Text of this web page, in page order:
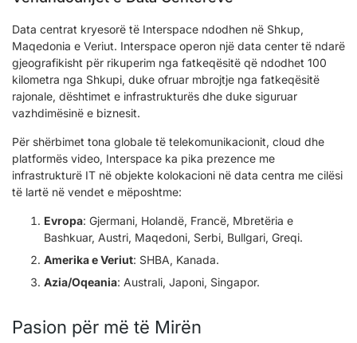
Data centrat kryesorë të Interspace ndodhen në Shkup,
Maqedonia e Veriut. Interspace operon një data center të ndarë
gjeografikisht për rikuperim nga fatkeqësitë që ndodhet 100
kilometra nga Shkupi, duke ofruar mbrojtje nga fatkeqësitë
rajonale, dështimet e infrastrukturës dhe duke siguruar
vazhdimësinë e biznesit.
Për shërbimet tona globale të telekomunikacionit, cloud dhe
platformës video, Interspace ka pika prezence me
infrastrukturë IT në objekte kolokacioni në data centra me cilësi
të lartë në vendet e mëposhtme:
Evropa: Gjermani, Holandë, Francë, Mbretëria e
Bashkuar, Austri, Maqedoni, Serbi, Bullgari, Greqi.
Amerika e Veriut: SHBA, Kanada.
Azia/Oqeania: Australi, Japoni, Singapor.
Pasion për më të Mirën